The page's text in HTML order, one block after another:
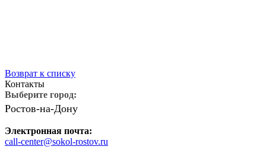
Возврат к списку
Контакты
Выберите город:
Ростов-на-Дону
Электронная почта:
call-center@sokol-rostov.ru